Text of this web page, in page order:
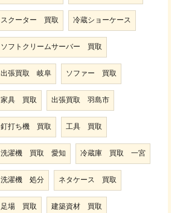
スクーター 買取 冷蔵ショーケース
ソフトクリームサーバー 買取
出張買取 岐阜 ソファー 買取
家具 買取 出張買取 羽島市
釘打ち機 買取 工具 買取
洗濯機 買取 愛知 冷蔵庫 買取 一宮
洗濯機 処分 ネタケース 買取
足場 買取 建築資材 買取